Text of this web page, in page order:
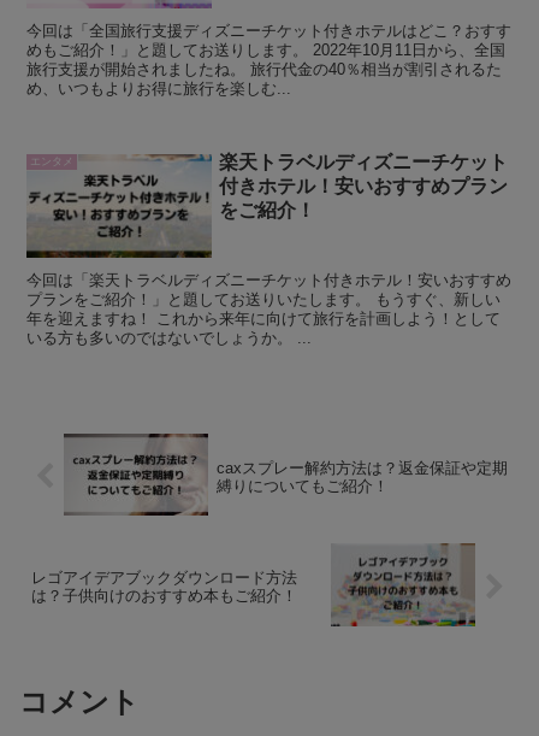
今回は「全国旅行支援ディズニーチケット付きホテルはどこ？おすす
めもご紹介！」と題してお送りします。 2022年10月11日から、全国
旅行支援が開始されましたね。 旅行代金の40％相当が割引されるた
め、いつもよりお得に旅行を楽しむ...
エンタメ
楽天トラベルディズニーチケット
付きホテル！安いおすすめプラン
をご紹介！
今回は「楽天トラベルディズニーチケット付きホテル！安いおすすめ
プランをご紹介！」と題してお送りいたします。 もうすぐ、新しい
年を迎えますね！ これから来年に向けて旅行を計画しよう！として
いる方も多いのではないでしょうか。 ...
caxスプレー解約方法は？返金保証や定期
縛りについてもご紹介！
レゴアイデアブックダウンロード方法
は？子供向けのおすすめ本もご紹介！
コメント